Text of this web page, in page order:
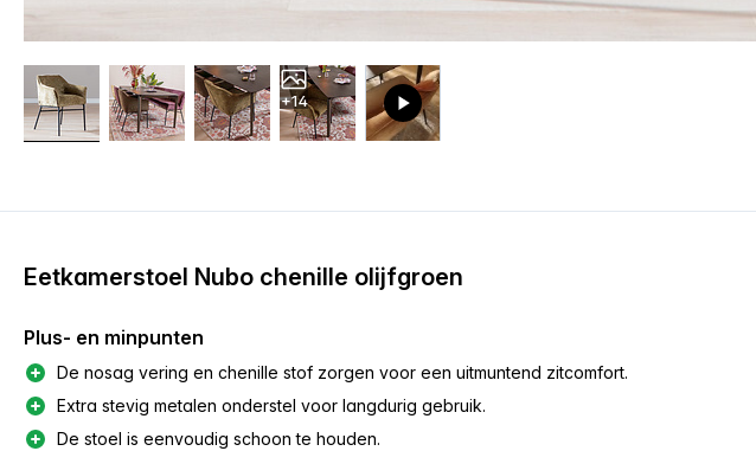
+14
Eetkamerstoel Nubo chenille olijfgroen
Plus- en minpunten
De nosag vering en chenille stof zorgen voor een uitmuntend zitcomfort.
Extra stevig metalen onderstel voor langdurig gebruik.
De stoel is eenvoudig schoon te houden.